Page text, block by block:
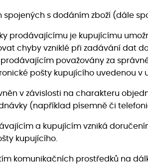
spojených s dodáním zboží (dále
prodávajícímu je kupujícímu
chyby vzniklé při zadávání dat
považovány za
pošty kupujícího uvedenou
v závislosti na charakteru
(například písemně či
a kupujícím vzniká
kupujícího.
komunikačních prostředků na